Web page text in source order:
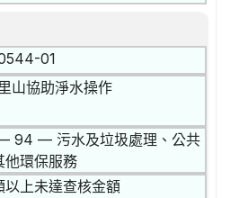
01
山協助淨水操作
94 — 污水及垃圾處理、公共
他環保服務
以上未達查核金額